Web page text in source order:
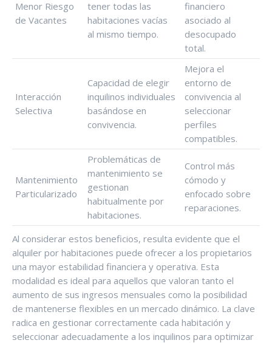
Menor Riesgo
de Vacantes
tener todas las
habitaciones vacías
al mismo tiempo.
financiero
asociado al
desocupado
total.
Interacción
Selectiva
Capacidad de elegir
inquilinos individuales
basándose en
convivencia.
Mejora el
entorno de
convivencia al
seleccionar
perfiles
compatibles.
Mantenimiento
Particularizado
Problemáticas de
mantenimiento se
gestionan
habitualmente por
habitaciones.
Control más
cómodo y
enfocado sobre
reparaciones.
Al considerar estos beneficios, resulta evidente que el
alquiler por habitaciones puede ofrecer a los propietarios
una mayor estabilidad financiera y operativa. Esta
modalidad es ideal para aquellos que valoran tanto el
aumento de sus ingresos mensuales como la posibilidad
de mantenerse flexibles en un mercado dinámico. La clave
radica en gestionar correctamente cada habitación y
seleccionar adecuadamente a los inquilinos para optimizar